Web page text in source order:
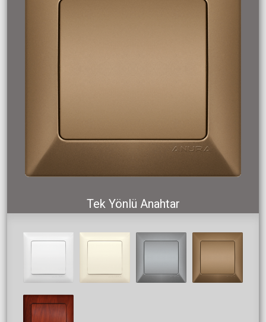
Tek Yönlü Anahtar